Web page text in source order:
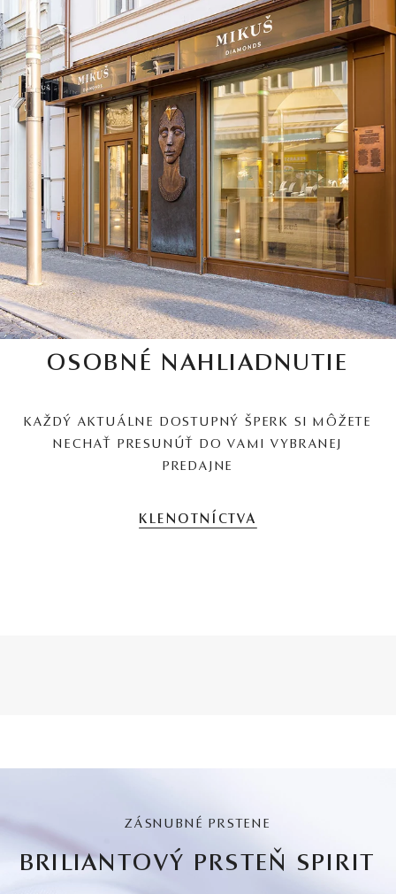
OSOBNÉ NAHLIADNUTIE
KAŽDÝ AKTUÁLNE DOSTUPNÝ ŠPERK SI MÔŽETE
NECHAŤ PRESUNÚŤ DO VAMI VYBRANEJ
PREDAJNE
KLENOTNÍCTVA
ZÁSNUBNÉ PRSTENE
BRILIANTOVÝ PRSTEŇ SPIRIT